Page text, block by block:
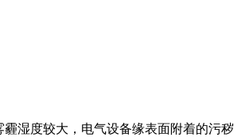
湿度较大，电气设备缘表面附着的污秽